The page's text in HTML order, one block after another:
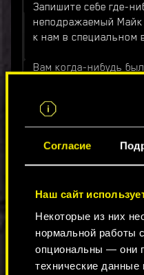
Согласие
Наш сайт
Некоторые из них
нормальной работы
опциональны — они
технические
Запишите себе где-
неподражаемый
к нам в специальном
Вам когда-нибудь
и 2020, как он
Джонни
Максимум Майком?
приходите на стрим.
Во сколько:
18:00 по Киеву
19:00 по
21:00 по Астане
22:00 по